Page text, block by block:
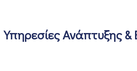
Υπηρεσίες Ανάπτυξης &